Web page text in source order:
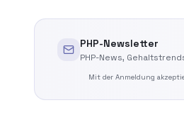
PHP-Newsletter
PHP-News,
Mit der Anmeldung